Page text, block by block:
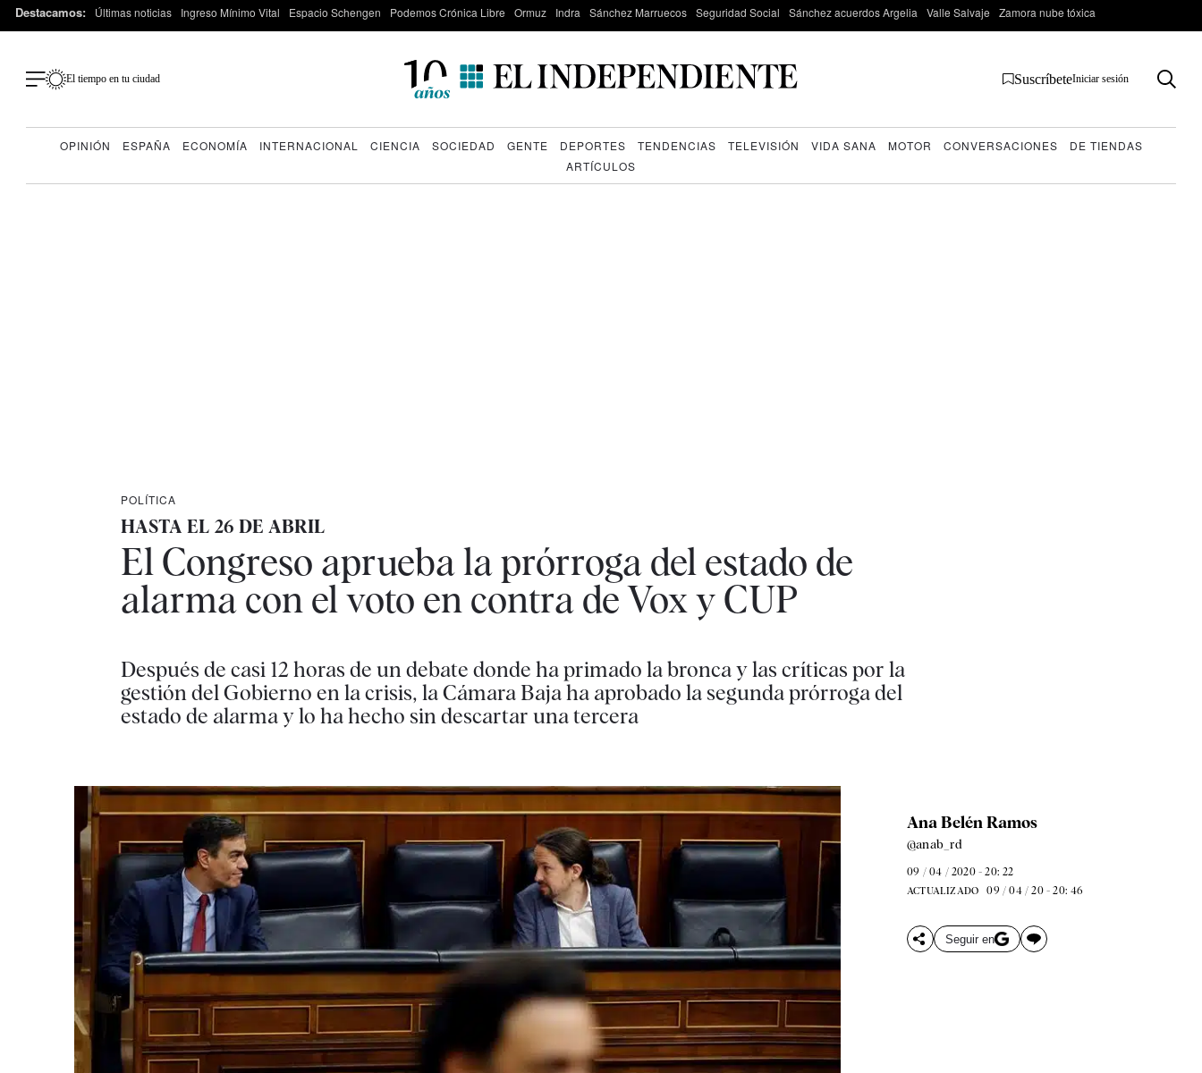
Destacamos: Últimas noticias Ingreso Mínimo Vital Espacio Schengen Podemos Crónica Libre Ormuz Indra Sánchez Marruecos Seguridad Social Sánchez acuerdos Argelia Valle Salvaje Zamora nube tóxica
El tiempo en tu ciudad SuscríbeteIniciar sesión
OPINIÓN ESPAÑA ECONOMÍA INTERNACIONAL CIENCIA SOCIEDAD GENTE DEPORTES TENDENCIAS TELEVISIÓN VIDA SANA MOTOR CONVERSACIONES
DE TIENDAS
ARTÍCULOS
POLÍTICA
HASTA EL 26 DE ABRIL
El Congreso aprueba la prórroga del estado de
alarma con el voto en contra de Vox y CUP
Después de casi 12 horas de un debate donde ha primado la bronca y las críticas por la
gestión del Gobierno en la crisis, la Cámara Baja ha aprobado la segunda prórroga del
estado de alarma y lo ha hecho sin descartar una tercera
Ana Belén Ramos
@anab_rd
09 / 04 / 2020 - 20: 22
ACTUALIZADO 09 / 04 / 20 - 20: 46
Seguir en